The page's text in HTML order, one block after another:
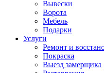
Вывески
Ворота
Мебель
Подарки
Услуги
Ремонт и
Покраска
Выезд замерщика